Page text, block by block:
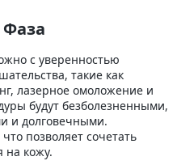
с уверенностью
такие как
лазерное омоложение и
будут безболезненными,
и долговечными.
позволяет сочетать
на кожу.